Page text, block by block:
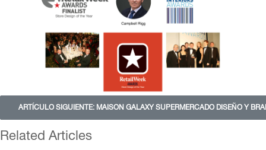
ARTÍCULO SIGUIENTE: MAISON GALAXY SUPERMERCADO DISEÑO Y
Related Articles